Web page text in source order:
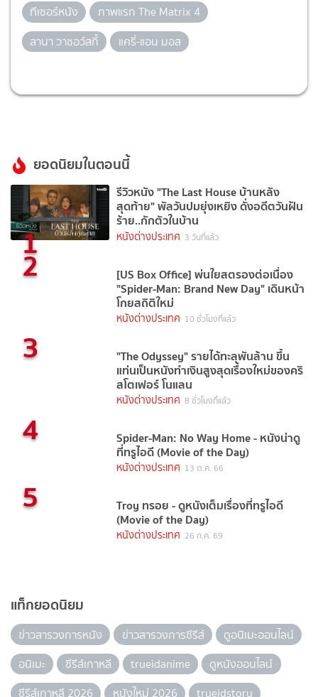
ทีเซอร์หนัง
ภาพแรก The Matrix 4
ลานา วาชอว์สกี้
แครี่-แอน มอส
ยอดนิยมในตอนนี้
1
รีวิวหนัง "The Last House บ้านหลัง
สุดท้าย" พัลวันปมยุ่งเหยิง ดั่งอดีตวันฝัน
ร้าย..กักตัวในบ้าน
หนังต่างประเทศ 3 วันที่แล้ว
2 [US Box Office] พ่นใยสตรองต่อเนื่อง
"Spider-Man: Brand New Day" เดินหน้า
โกยสถิติใหม่
หนังต่างประเทศ 10 ชั่วโมงที่แล้ว
3 "The Odyssey" รายได้ทะลุพันล้าน ขึ้น
แท่นเป็นหนังทำเงินสูงสุดเรื่องใหม่ของคริ
สโตเฟอร์ โนแลน
หนังต่างประเทศ 8 ชั่วโมงที่แล้ว
4 Spider-Man: No Way Home - หนังน่าดู
ที่ทรูไอดี (Movie of the Day)
หนังต่างประเทศ 13 ต.ค. 66
5 Troy ทรอย - ดูหนังเต็มเรื่องที่ทรูไอดี
(Movie of the Day)
หนังต่างประเทศ 26 ก.ค. 69
แท็กยอดนิยม
ข่าวสารวงการหนัง ข่าวสารวงการซีรีส์
ดูอนิเมะออนไลน์
อนิเมะ
ซีรีส์เกาหลี trueidanime
ดูหนังออนไลน์
ซีรีส์เกาหลี 2026
หนังใหม่ 2026 trueidstory